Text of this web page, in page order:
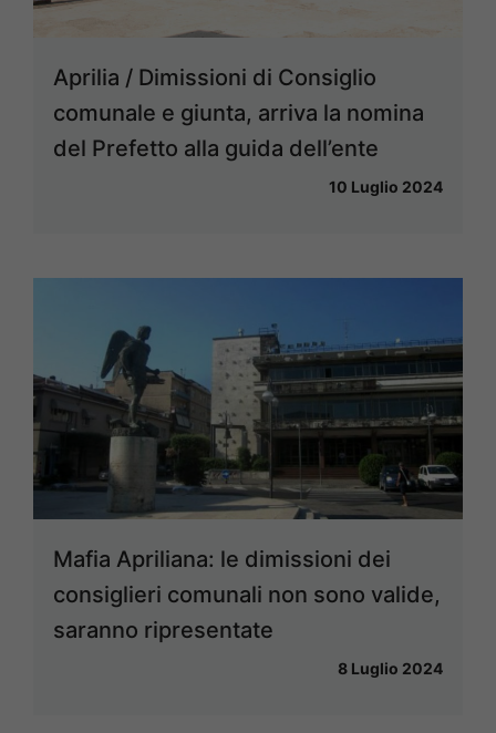
Aprilia / Dimissioni di Consiglio
comunale e giunta, arriva la nomina
del Prefetto alla guida dell’ente
10 Luglio 2024
Mafia Apriliana: le dimissioni dei
consiglieri comunali non sono valide,
saranno ripresentate
8 Luglio 2024